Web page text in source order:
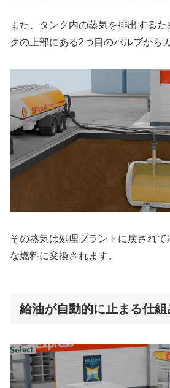
また、タンク内の蒸気を排出する
クの上部にある2つ目のバルブから
その蒸気は処理プラントに戻され
な燃料に変換されます。
給油が自動的に止まる仕組